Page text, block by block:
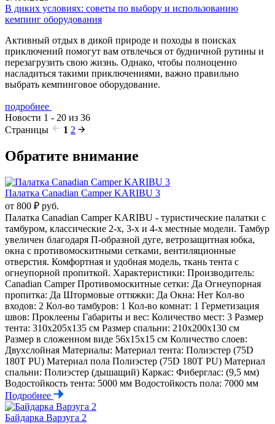
В диких условиях: советы по выбору и использованию
кемпинг оборудования
Активный отдых в дикой природе и походы в поисках
приключений помогут вам отвлечься от будничной рутины и
перезагрузить свою жизнь. Однако, чтобы полноценно
насладиться такими приключениями, важно правильно
выбрать кемпинговое оборудование.
подробнее
Новости 1 - 20 из 36
Страницы
1 2
Обратите внимание
Палатка Canadian Camper KARIBU 3
от 800 ₽ руб.
Палатка Canadian Camper KARIBU - туристические палатки с
тамбуром, классические 2-х, 3-х и 4-х местные модели. Тамбур
увеличен благодаря П-образной дуге, ветрозащитная юбка,
окна с противомоскитными сетками, вентиляционные
отверстия. Комфортная и удобная модель, ткань тента с
огнеупорной пропиткой. Характеристики: Производитель:
Canadian Camper Противомоскитные сетки: Да Огнеупорная
пропитка: Да Штормовые оттяжки: Да Окна: Нет Кол-во
входов: 2 Кол-во тамбуров: 1 Кол-во комнат: 1 Герметизация
швов: Проклеены Габариты и вес: Количество мест: 3 Размер
тента: 310x205x135 см Размер спальни: 210x200x130 см
Размер в сложенном виде 56x15x15 см Количество слоев:
Двухслойная Материалы: Материал тента: Полиэстер (75D
180T PU) Материал пола Полиэстер (75D 180T PU) Материал
спальни: Полиэстер (дышащий) Каркас: Фиберглас: (9,5 мм)
Водостойкость тента: 5000 мм Водостойкость пола: 7000 мм
Подробнее
Байдарка Варзуга 2